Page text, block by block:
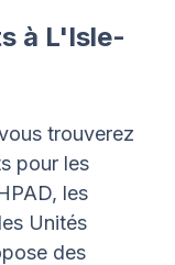
à L'Isle-
trouverez
pour les
les
Unités
des